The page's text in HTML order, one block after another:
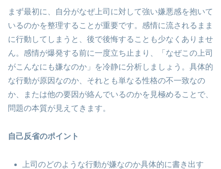
まず最初に、自分がなぜ上司に対して強い嫌悪感を抱いて
いるのかを整理することが重要です。感情に流されるまま
に行動してしまうと、後で後悔することも少なくありませ
ん。感情が爆発する前に一度立ち止まり、「なぜこの上司
がこんなにも嫌なのか」を冷静に分析しましょう。具体的
な行動が原因なのか、それとも単なる性格の不一致なの
か、または他の要因が絡んでいるのかを見極めることで、
問題の本質が見えてきます。
自己反省のポイント
上司のどのような行動が嫌なのか具体的に書き出す